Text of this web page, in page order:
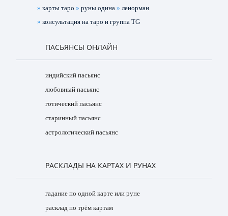
»карты таро »руны одина »ленорман
»консультация на таро и группа TG
ПАСЬЯНСЫ ОНЛАЙН
индийский пасьянс
любовный пасьянс
готический пасьянс
старинный пасьянс
астрологический пасьянс
РАСКЛАДЫ НА КАРТАХ И РУНАХ
гадание по одной карте или руне
расклад по трём картам